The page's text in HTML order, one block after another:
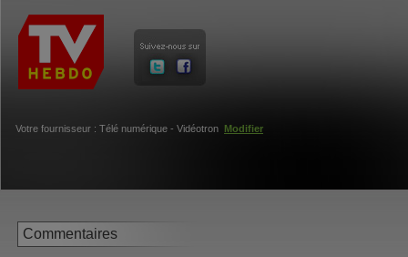
Votre fournisseur : Télé numérique - Vidéotron Modifier
Commentaires